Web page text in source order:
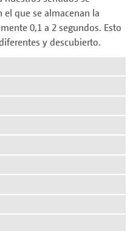
que se almacenan la
0,1 a 2 segundos. Esto
y descubierto.